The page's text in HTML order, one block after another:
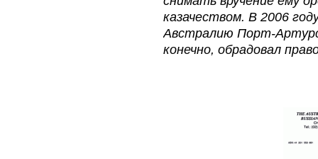
казачеством. В 2006
Австралию Порт-
конечно, обрадовал